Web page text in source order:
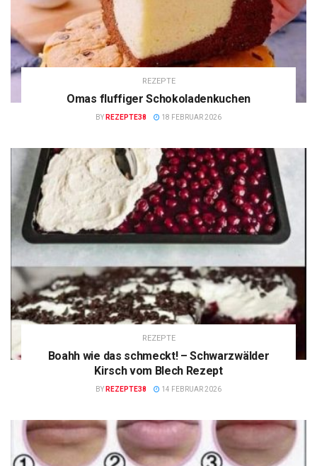
REZEPTE
Omas fluffiger Schokoladenkuchen
BY REZEPTE38 18 FEBRUAR 2026
REZEPTE
Boahh wie das schmeckt! – Schwarzwälder
Kirsch vom Blech Rezept
BY REZEPTE38 14 FEBRUAR 2026